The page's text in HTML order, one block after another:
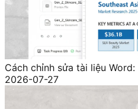
Cách chỉnh sửa tài liệu
2026-07-27